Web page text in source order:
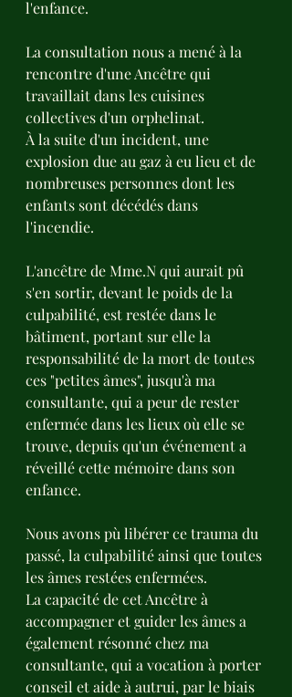
l'enfance.
La consultation nous a mené à la
rencontre d'une Ancêtre qui
travaillait dans les cuisines
collectives d'un orphelinat.
À la suite d'un incident, une
explosion due au gaz à eu lieu et de
nombreuses personnes dont les
enfants sont décédés dans
l'incendie.
L'ancêtre de Mme.N qui aurait pû
s'en sortir, devant le poids de la
culpabilité, est restée dans le
bâtiment, portant sur elle la
responsabilité de la mort de toutes
ces "petites âmes", jusqu'à ma
consultante, qui a peur de rester
enfermée dans les lieux où elle se
trouve, depuis qu'un événement a
réveillé cette mémoire dans son
enfance.
Nous avons pù libérer ce trauma du
passé, la culpabilité ainsi que toutes
les âmes restées enfermées.
La capacité de cet Ancêtre à
accompagner et guider les âmes a
également résonné chez ma
consultante, qui a vocation à porter
conseil et aide à autrui, par le biais